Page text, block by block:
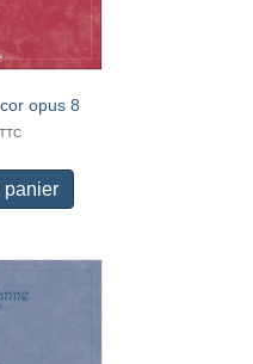
opus 8
TTC
panier